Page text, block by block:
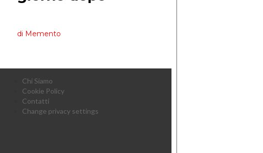
Chi Siamo
Cookie Policy
Contatti
Change privacy settings